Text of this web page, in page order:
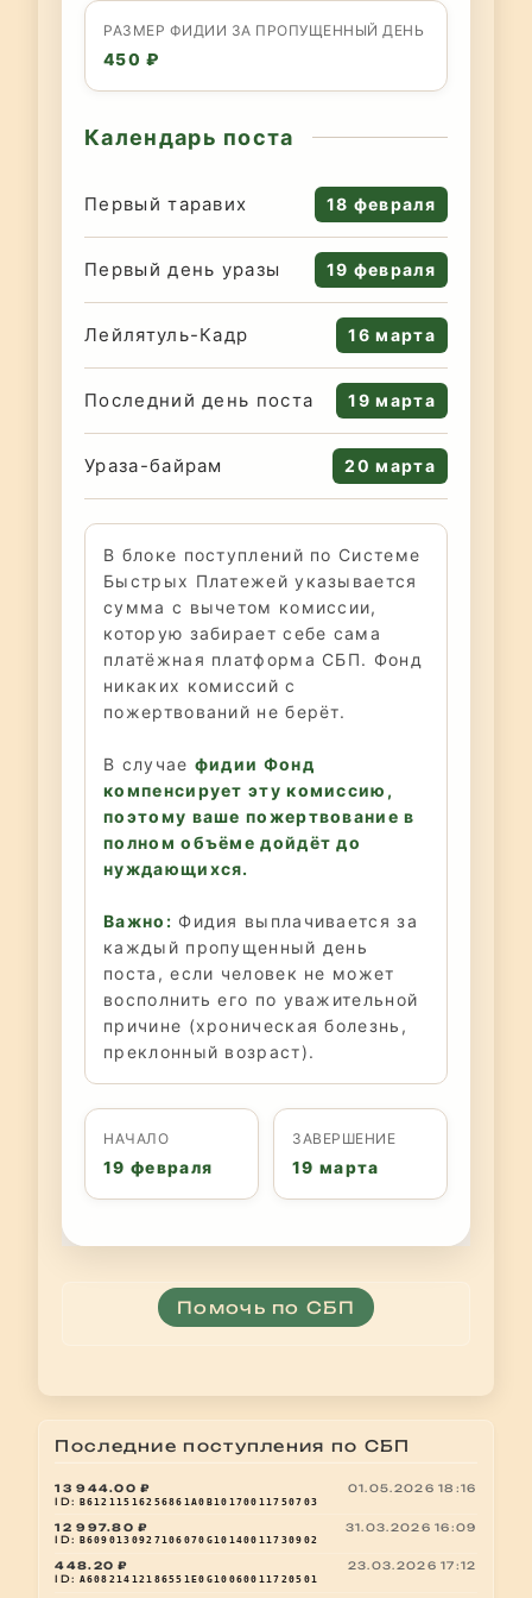
РАЗМЕР ФИДИИ ЗА ПРОПУЩЕННЫЙ ДЕНЬ
450 ₽
Календарь поста
Первый таравих 18 февраля
Первый день уразы 19 февраля
Лейлятуль-Кадр 16 марта
Последний день поста 19 марта
Ураза-байрам 20 марта
В блоке поступлений по Системе
Быстрых Платежей указывается
сумма с вычетом комиссии,
которую забирает себе сама
платёжная платформа СБП. Фонд
никаких комиссий с
пожертвований не берёт.
В случае фидии Фонд
компенсирует эту комиссию,
поэтому ваше пожертвование в
полном объёме дойдёт до
нуждающихся.
Важно: Фидия выплачивается за
каждый пропущенный день
поста, если человек не может
восполнить его по уважительной
причине (хроническая болезнь,
преклонный возраст).
НАЧАЛО
19 февраля
ЗАВЕРШЕНИЕ
19 марта
Помочь по СБП
Последние поступления по СБП
13 944.00 ₽ 01.05.2026 18:16
ID: B61211516256861A0B10170011750703
12 997.80 ₽ 31.03.2026 16:09
ID: B6090130927106070G10140011730902
448.20 ₽ 23.03.2026 17:12
ID: A60821412186551E0G10060011720501